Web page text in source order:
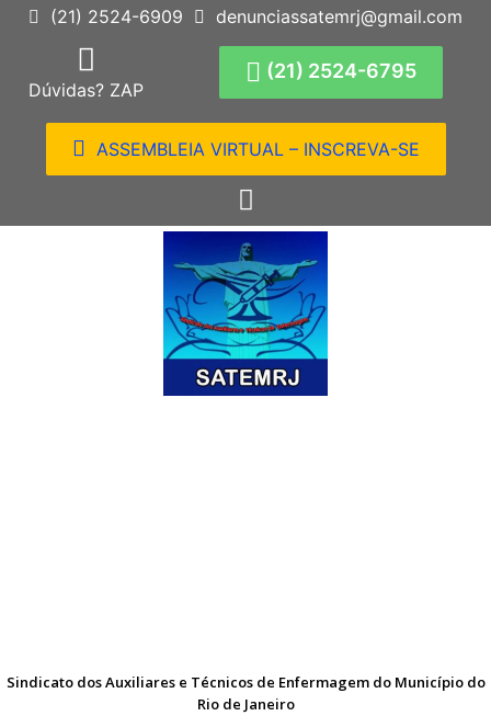
(21) 2524-6909 denunciassatemrj@gmail.com
Dúvidas? ZAP
(21) 2524-6795
ASSEMBLEIA VIRTUAL – INSCREVA-SE
Sindicato dos Auxiliares e Técnicos de Enfermagem do Município do
Rio de Janeiro